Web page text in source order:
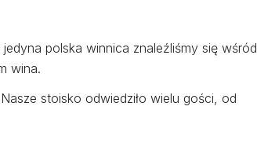
polska winnica znaleźliśmy się wśród
wina.
stoisko odwiedziło wielu gości, od